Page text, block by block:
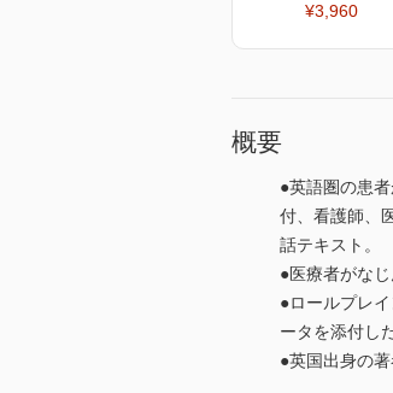
¥3,960
概要
●英語圏の患
付、看護師、
話テキスト。
●医療者がな
●ロールプレ
ータを添付した
●英国出身の